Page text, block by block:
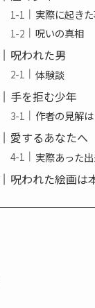
実際に起き
呪いの真相
呪われた男
体験談
手を拒む少年
作者の見解
愛するあなたへ
実際あった
呪われた絵画は